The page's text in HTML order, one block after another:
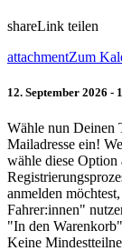
shareLink teilen
attachmentZum
12. September 2026 -
Wähle nun Deinen
Mailadresse ein!
wähle diese Option
anmelden
Fahrer:innen"
"In den
Keine